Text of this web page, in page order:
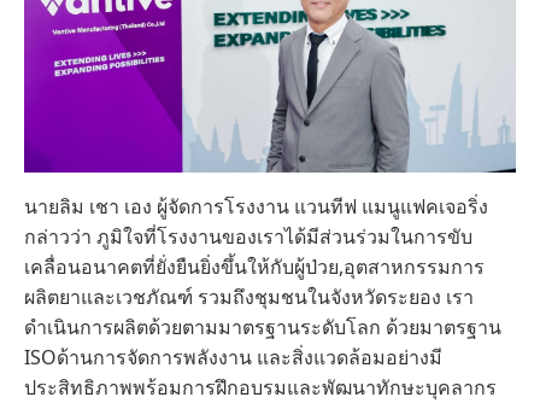
นายลิม เชา เอง ผู้จัดการโรงงาน แวนทีฟ แมนูแฟคเจอริ่ง
กล่าวว่า ภูมิใจที่โรงงานของเราได้มีส่วนร่วมในการขับ
เคลื่อนอนาคตที่ยั่งยืนยิ่งขึ้นให้กับผู้ป่วย,อุตสาหกรรมการ
ผลิตยาและเวชภัณฑ์ รวมถึงชุมชนในจังหวัดระยอง เรา
ดำเนินการผลิตด้วยตามมาตรฐานระดับโลก ด้วยมาตรฐาน
ISOด้านการจัดการพลังงาน และสิ่งแวดล้อมอย่างมี
ประสิทธิภาพพร้อมการฝึกอบรมและพัฒนาทักษะบุคลากร